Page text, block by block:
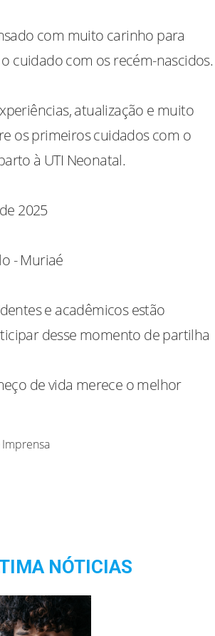
com muito carinho para
cuidado com os recém-nascidos.
atualização e muito
os primeiros cuidados com o
à UTI Neonatal.
2025
- Muriaé
e acadêmicos estão
desse momento de partilha
de vida merece o melhor
Imprensa
NÓTICIAS